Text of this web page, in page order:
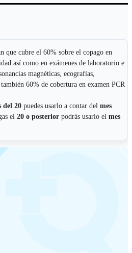
que cubre el 60% sobre el copago en
así como en exámenes de laboratorio e
magnéticas, ecografías,
60% de cobertura en examen PCR
del 20 puedes usarlo a contar del mes
el 20 o posterior podrás usarlo el mes